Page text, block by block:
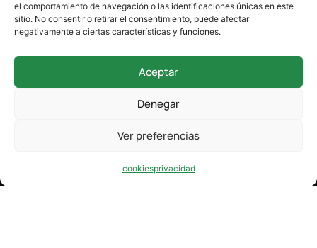
el comportamiento de navegación o las identificaciones únicas en este
sitio. No consentir o retirar el consentimiento, puede afectar
negativamente a ciertas características y funciones.
Aceptar
Denegar
Ver preferencias
cookiesprivacidad
La Llanilla, 102, 39012 Santander, Cantabria